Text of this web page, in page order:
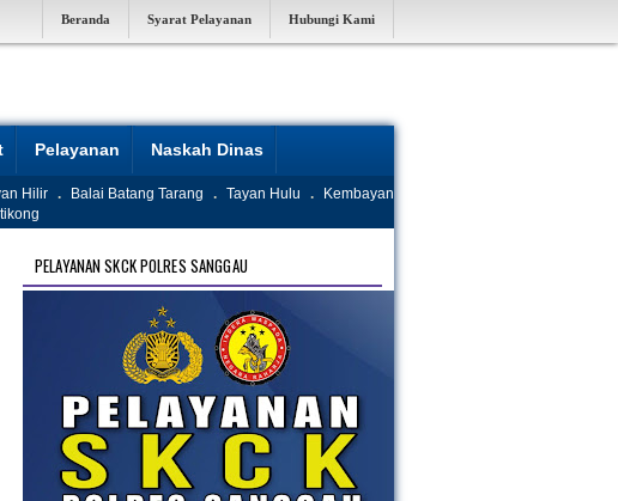
Beranda Syarat Pelayanan Hubungi Kami
Pelayanan Naskah Dinas
Hilir . Balai Batang Tarang . Tayan Hulu .
Kembayan
PELAYANAN SKCK POLRES SANGGAU